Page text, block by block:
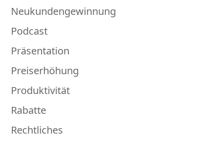
Neukundengewinnung
Podcast
Präsentation
Preiserhöhung
Produktivität
Rabatte
Rechtliches